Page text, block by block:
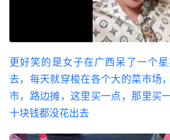
更好笑的是女子在广西呆了一个
去，每天就穿梭在各个大的菜市场
市，路边摊，这里买一点，那里买
十块钱都没花出去